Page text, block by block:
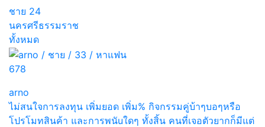
ชาย 24
นครศรีธรรมราช
ทั้งหมด
678
arno
ไม่สนใจการลงทุน เพิ่มยอด เพิ่ม% กิจกรรมคู่บ้าๆบอๆหรือ
โปรโมทสินค้า และการพนัuใดๆ ทั้งสิ้น คนที่เจอตัวยากก็มีแต่